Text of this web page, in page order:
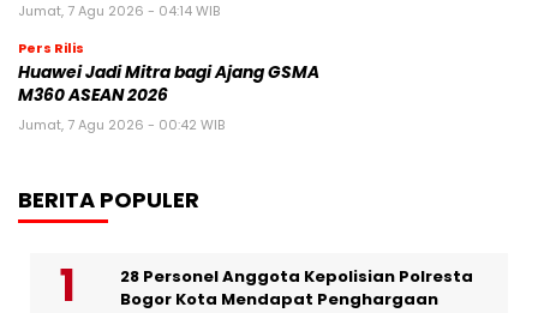
Jumat, 7 Agu 2026 - 04:14 WIB
Pers Rilis
Huawei Jadi Mitra bagi Ajang GSMA
M360 ASEAN 2026
Jumat, 7 Agu 2026 - 00:42 WIB
BERITA POPULER
28 Personel Anggota Kepolisian Polresta
Bogor Kota Mendapat Penghargaan